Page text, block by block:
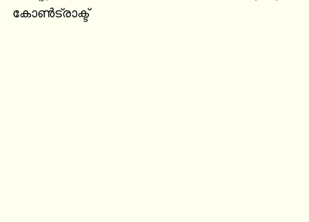
കോൺട്രാക്ട്